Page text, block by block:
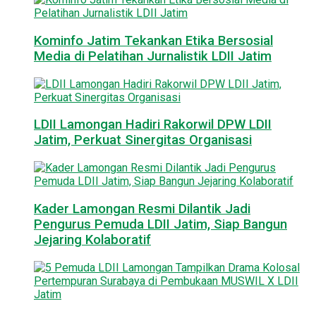
Kominfo Jatim Tekankan Etika Bersosial
Media di Pelatihan Jurnalistik LDII Jatim
LDII Lamongan Hadiri Rakorwil DPW LDII
Jatim, Perkuat Sinergitas Organisasi
Kader Lamongan Resmi Dilantik Jadi
Pengurus Pemuda LDII Jatim, Siap Bangun
Jejaring Kolaboratif